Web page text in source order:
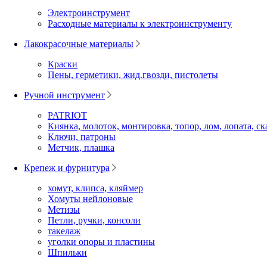
Электроинструмент
Расходные материалы к электроинструменту
Лакокрасочные материалы
Краски
Пены, герметики, жид.гвозди, пистолеты
Ручной инструмент
PATRIOT
Киянка, молоток, монтировка, топор, лом, лопата,
Ключи, патроны
Метчик, плашка
Крепеж и фурнитура
хомут, клипса, кляймер
Хомуты нейлоновые
Метизы
Петли, ручки, консоли
такелаж
уголки опоры и пластины
Шпильки